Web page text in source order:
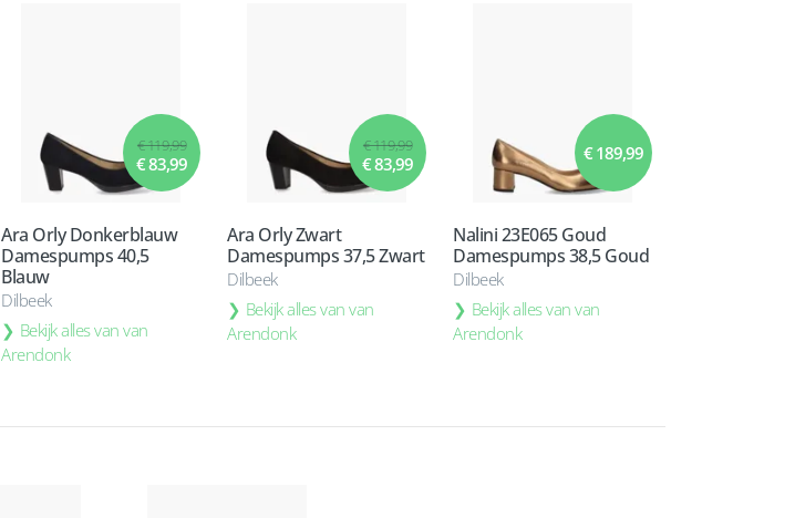
€ 119,99
€ 83,99
Ara Orly Donkerblauw
Damespumps 40,5
Blauw
Dilbeek
Bekijk alles van van
Arendonk
€ 119,99
€ 83,99
Ara Orly Zwart
Damespumps 37,5 Zwart
Dilbeek
Bekijk alles van van
Arendonk
€ 189,99
Nalini 23E065 Goud
Damespumps 38,5 Goud
Dilbeek
Bekijk alles van van
Arendonk